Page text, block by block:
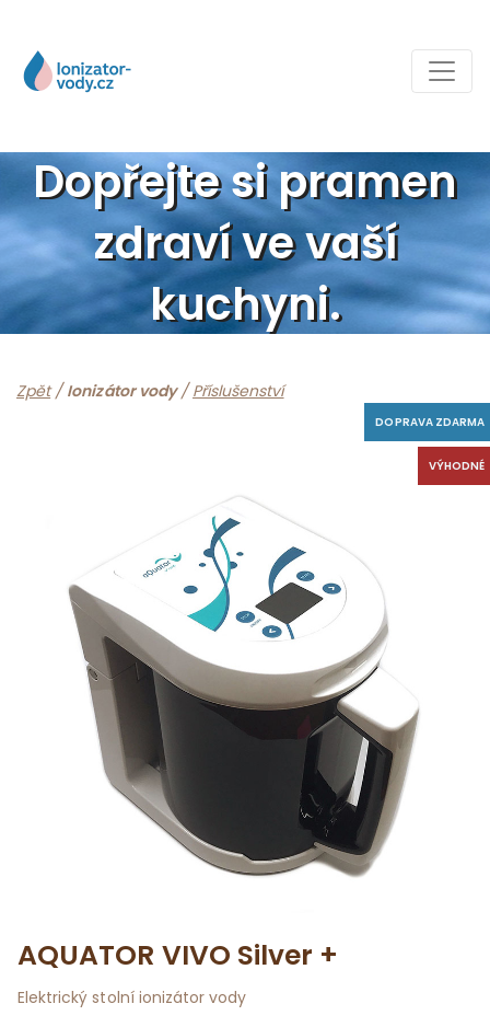
Dopřejte si pramen
zdraví ve vaší
kuchyni.
Zpět / Ionizátor vody / Příslušenství
DOPRAVA ZDARMA
VÝHODNÉ
AQUATOR VIVO Silver +
Elektrický stolní ionizátor vody